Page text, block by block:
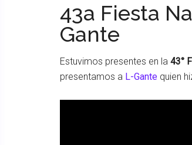
43a Fiesta
Gante
Estuvimos presentes en la 43°
presentamos a L-Gante quien